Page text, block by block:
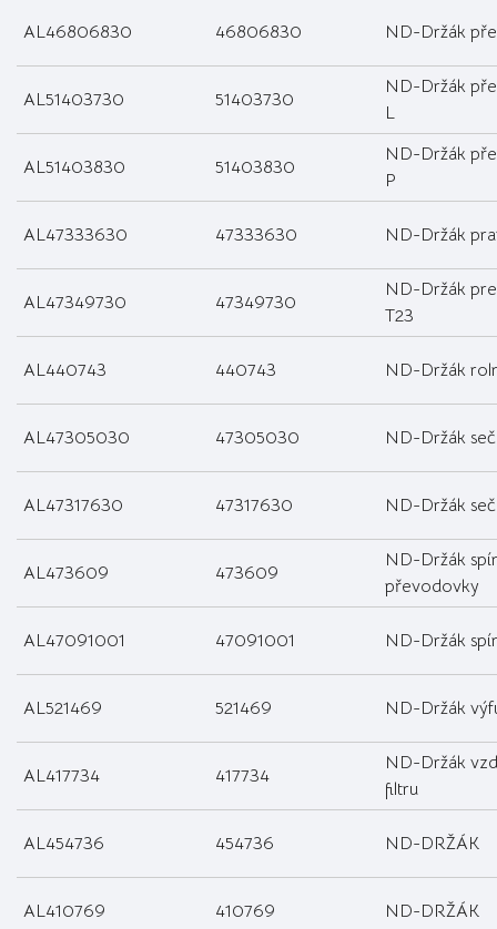
AL46806830 46806830 ND-Držák
AL51403730 51403730
ND-Držák
L
AL51403830 51403830
ND-Držák
P
AL47333630 47333630 ND-Držák
AL47349730 47349730
ND-Držák
T23
AL440743 440743 ND-Držák
AL47305030 47305030 ND-Držák
AL47317630 47317630 ND-Držák
AL473609 473609
ND-Držák
převodovky
AL47091001 47091001 ND-Držák
AL521469 521469 ND-Držák
AL417734 417734
ND-Držák
filtru
AL454736 454736 ND-DRŽÁK
AL410769 410769 ND-DRŽÁK